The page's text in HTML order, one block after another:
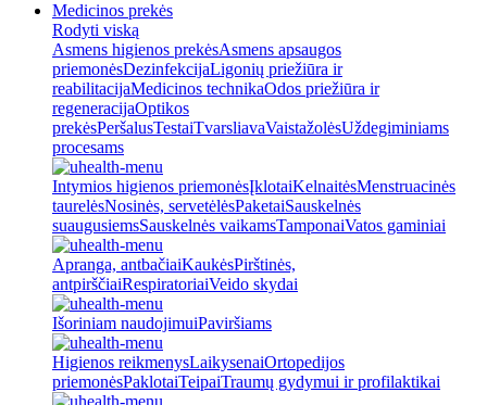
Medicinos prekės
Rodyti viską
Asmens higienos prekėsAsmens apsaugos
priemonėsDezinfekcijaLigonių priežiūra ir
reabilitacijaMedicinos technikaOdos priežiūra ir
regeneracijaOptikos
prekėsPeršalusTestaiTvarsliavaVaistažolėsUždegiminiams
procesams
Intymios higienos priemonėsĮklotaiKelnaitėsMenstruacinės
taurelėsNosinės, servetėlėsPaketaiSauskelnės
suaugusiemsSauskelnės vaikamsTamponaiVatos gaminiai
Apranga, antbačiaiKaukėsPirštinės,
antpirščiaiRespiratoriaiVeido skydai
Išoriniam naudojimuiPaviršiams
Higienos reikmenysLaikysenaiOrtopedijos
priemonėsPaklotaiTeipaiTraumų gydymui ir profilaktikai